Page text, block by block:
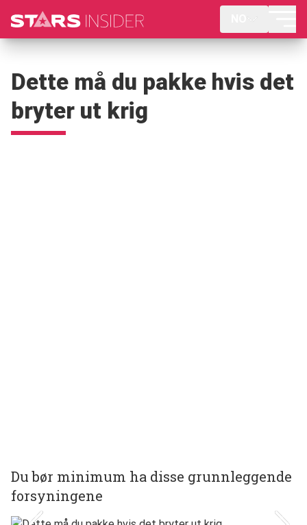
Dette må du pakke hvis det
bryter ut krig
Du bør minimum ha disse grunnleggende
forsyningene